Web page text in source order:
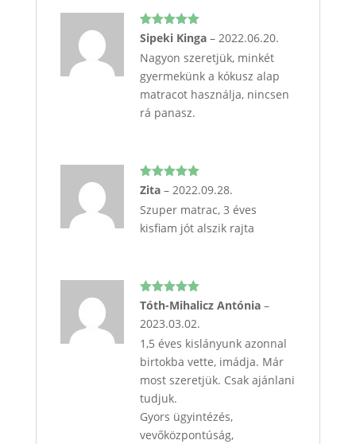
Értékelés:
/ 5
Sipeki Kinga – 2022.06.20.
Nagyon szeretjük, minkét
gyermekünk a kókusz alap
matracot használja, nincsen
rá panasz.
Értékelés:
Zita – 2022.09.28.
Szuper matrac, 3 éves
kisfiam jót alszik rajta
Értékelés:
Tóth-Mihalicz Antónia –
2023.03.02.
1,5 éves kislányunk azonnal
birtokba vette, imádja. Már
most szeretjük. Csak ajánlani
tudjuk.
Gyors ügyintézés,
vevőközpontúság,